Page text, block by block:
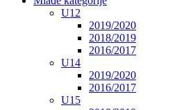
U12
2019/2020
2018/2019
2016/2017
U14
2019/2020
2016/2017
U15